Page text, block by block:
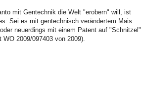
mit Gentechnik die Welt "erobern" will, ist
Sei es mit gentechnisch verändertem Mais
neuerdings mit einem Patent auf "Schnitzel"
WO 2009/097403 von 2009).